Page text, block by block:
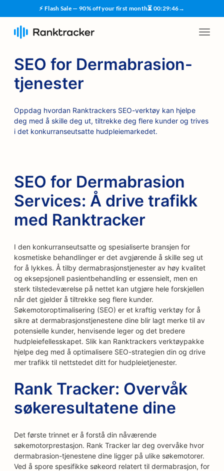
⚡ Flash Sale — 90% off your first month⏳ 00:29:45→
SEO for Dermabrasion-
tjenester
Oppdag hvordan Ranktrackers SEO-verktøy kan hjelpe
deg med å skille deg ut, tiltrekke deg flere kunder og trives
i det konkurranseutsatte hudpleiemarkedet.
SEO for Dermabrasion
Services: Å drive trafikk
med Ranktracker
I den konkurranseutsatte og spesialiserte bransjen for
kosmetiske behandlinger er det avgjørende å skille seg ut
for å lykkes. Å tilby dermabrasjonstjenester av høy kvalitet
og eksepsjonell pasientbehandling er essensielt, men en
sterk tilstedeværelse på nettet kan utgjøre hele forskjellen
når det gjelder å tiltrekke seg flere kunder.
Søkemotoroptimalisering (SEO) er et kraftig verktøy for å
sikre at dermabrasjonstjenestene dine blir lagt merke til av
potensielle kunder, henvisende leger og det bredere
hudpleiefellesskapet. Slik kan Ranktrackers verktøypakke
hjelpe deg med å optimalisere SEO-strategien din og drive
mer trafikk til nettstedet ditt for hudpleietjenester.
Rank Tracker: Overvåk
søkeresultatene dine
Det første trinnet er å forstå din nåværende
søkemotorprestasjon. Rank Tracker lar deg overvåke hvor
dermabrasion-tjenestene dine ligger på ulike søkemotorer.
Ved å spore spesifikke søkeord relatert til dermabrasjon, for